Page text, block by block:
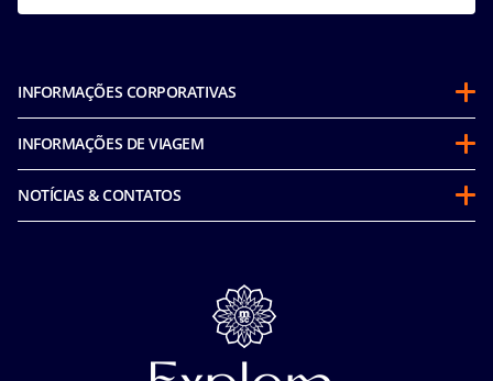
INFORMAÇÕES CORPORATIVAS
Sobre a MSC
Sustentabilidade
Corporativo e fretamentos
Aviso de privacidade de reconhecimento facial
INFORMAÇÕES DE VIAGEM
Antes de viajar
Termos e Condições da Assistência Viagem
Termos e Condições Gerais - Agência
Termos e Condições Gerais - Online
NOTÍCIAS & CONTATOS
Tratamento de dados pessoais